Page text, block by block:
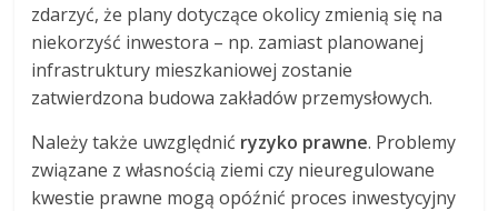
zdarzyć, że plany dotyczące okolicy zmienią się na
niekorzyść inwestora – np. zamiast planowanej
infrastruktury mieszkaniowej zostanie
zatwierdzona budowa zakładów przemysłowych.
Należy także uwzględnić ryzyko prawne. Problemy
związane z własnością ziemi czy nieuregulowane
kwestie prawne mogą opóźnić proces inwestycyjny